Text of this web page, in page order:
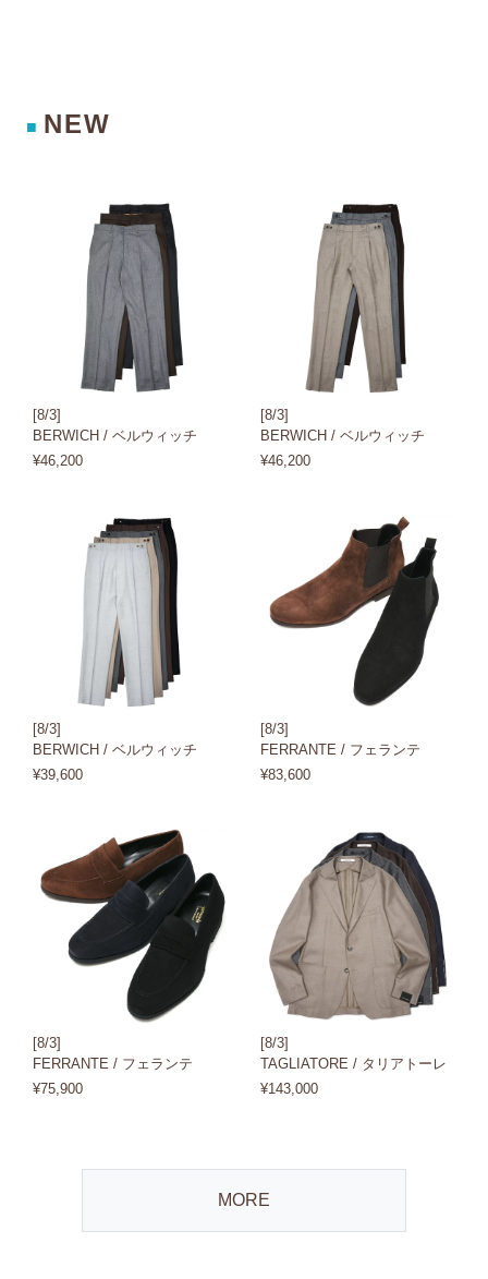
■ NEW
[8/3]
BERWICH / ベルウィッチ
¥46,200
[8/3]
BERWICH / ベルウィッチ
¥46,200
[8/3]
BERWICH / ベルウィッチ
¥39,600
[8/3]
FERRANTE / フェランテ
¥83,600
[8/3]
FERRANTE / フェランテ
¥75,900
[8/3]
TAGLIATORE / タリアトーレ
¥143,000
MORE